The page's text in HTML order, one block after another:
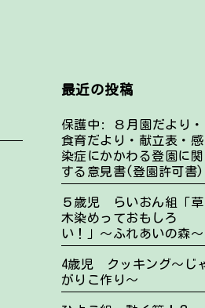
最近の投稿
保護中: ８月園だより・
食育だより・献立表・感
染症にかかわる登園に関
する意見書(登園許可書)
５歳児 らいおん組「草
木染めっておもしろ
い！」～ふれあいの森～
4歳児 クッキング～じ
がりこ作り～